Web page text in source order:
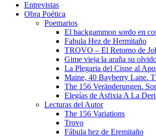
Entrevistas
Obra Poética
Poemarios
El backgammon sordo en
Fabula Hez de Hermitaño
TROVO – El Retorno de
Gime vieja la araña su
La Plegaria del Cisne al
Maine, 40 Bayberry Lane.
The 156 Veränderungen.
Elegías de Asfixia A La
Lecturas del Autor
The 156 Variations
Trovo
Fábula hez de Eremitaño